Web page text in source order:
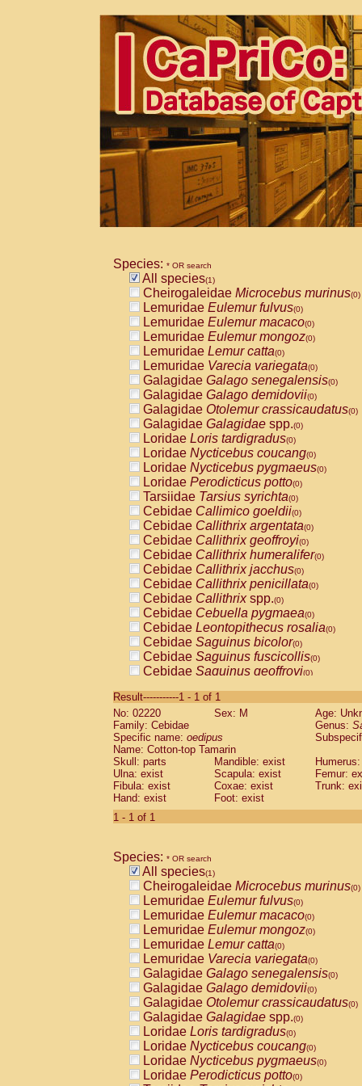
Species: * OR search
All species(1)
Cheirogaleidae Microcebus murinus(0)
Lemuridae Eulemur fulvus(0)
Lemuridae Eulemur macaco(0)
Lemuridae Eulemur mongoz(0)
Lemuridae Lemur catta(0)
Lemuridae Varecia variegata(0)
Galagidae Galago senegalensis(0)
Galagidae Galago demidovii(0)
Galagidae Otolemur crassicaudatus(0)
Galagidae Galagidae spp.(0)
Loridae Loris tardigradus(0)
Loridae Nycticebus coucang(0)
Loridae Nycticebus pygmaeus(0)
Loridae Perodicticus potto(0)
Tarsiidae Tarsius syrichta(0)
Cebidae Callimico goeldii(0)
Cebidae Callithrix argentata(0)
Cebidae Callithrix geoffroyi(0)
Cebidae Callithrix humeralifer(0)
Cebidae Callithrix jacchus(0)
Cebidae Callithrix penicillata(0)
Cebidae Callithrixspp.(0)
Cebidae Cebuella pygmaea(0)
Cebidae Leontopithecus rosalia(0)
Cebidae Saguinus bicolor(0)
Cebidae Saguinus fuscicollis(0)
Cebidae Saguinus geoffroyi(0)
CebidaeSaguinus labiatus(0)
Cebidae Saguinus leucopus (0)
Cebidae
CebidaeSaguinus mystax
Cebidae Saguinus nigricollis (0)
Cebidae Saguinus oedipus
Cebidae Saguinus weddelli
Cebidae Saguinusspp.
Cebidae
CebidaeCebus capucinus
CebidaeCebus nigrivittatus
CebidaeCebus spp.(0)
CebidaeSaimiri boliviensis(0)
CebidaeSaimiri sciureus(0)
AtelidaeAlouatta caraya(0)
AtelidaeAlouatta fusca(0)
AtelidaeAlouatta seniculus(0)
AtelidaeAlouattaspp.(0)
AtelidaeAteles belzebuth(0)
AtelidaeAteles geoffroyi(0)
AtelidaeAteles paniscus(0)
AtelidaeAtelesspp.(0)
AtelidaeLagothrix lagothricha(0)
AtelidaeLagothrix lagothricha cana
PitheciidaeCacajao calvus
Result-----------1 - 1 of 1
No: 02220
Sex: M
Age:
Family: Cebidae
Genus:
Specific name: oedipus
Name: Cotton-top Tamarin
Skull: parts
Mandible: exist
Ulna: exist
Scapula: exist
Femur:
Fibula: exist
Coxae: exist
Trunk:
Hand: exist
Foot: exist
1 - 1 of 1
Species: * OR search
All species(1)
Cheirogaleidae Microcebus murinus(0)
Lemuridae Eulemur fulvus(0)
Lemuridae Eulemur macaco(0)
Lemuridae Eulemur mongoz(0)
Lemuridae Lemur catta(0)
Lemuridae Varecia variegata(0)
Galagidae Galago senegalensis(0)
Galagidae Galago demidovii(0)
Galagidae Otolemur crassicaudatus(0)
Galagidae Galagidae spp.(0)
Loridae Loris tardigradus(0)
Loridae Nycticebus coucang(0)
Loridae Nycticebus pygmaeus(0)
Loridae Perodicticus potto(0)